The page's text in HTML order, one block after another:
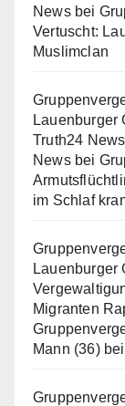
Newsbei
Vertuscht:
Muslimclan
Lauenburger
Truth24
Newsbei
im Schlaf
Lauenburger
Migranten
Mann (36)